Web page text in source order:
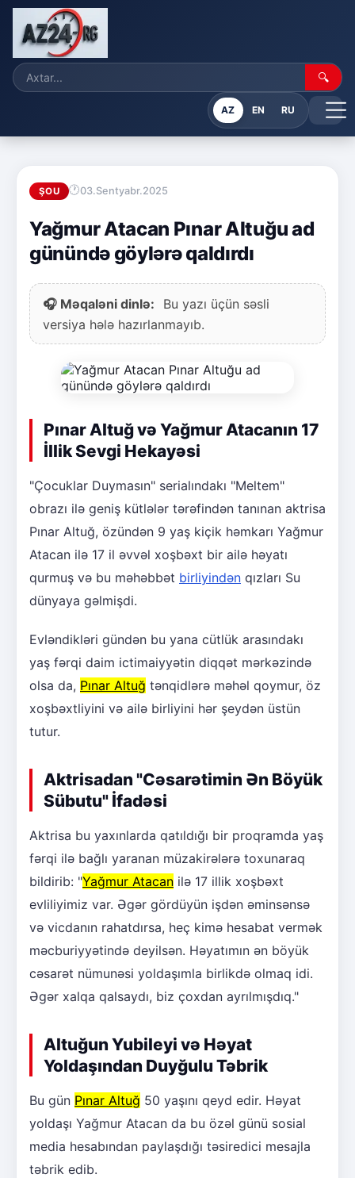
🔍
AZ EN RU
ŞOU 03.Sentyabr.2025
Yağmur Atacan Pınar Altuğu ad
günündə göylərə qaldırdı
🎧 Məqaləni dinlə:
Bu yazı üçün səsli
versiya hələ hazırlanmayıb.
Pınar Altuğ və Yağmur Atacanın 17
İllik Sevgi Hekayəsi
"Çocuklar Duymasın" serialındakı "Meltem"
obrazı ilə geniş kütlələr tərəfindən tanınan aktrisa
Pınar Altuğ, özündən 9 yaş kiçik həmkarı Yağmur
Atacan ilə 17 il əvvəl xoşbəxt bir ailə həyatı
qurmuş və bu məhəbbət birliyindən qızları Su
dünyaya gəlmişdi.
Evləndikləri gündən bu yana cütlük arasındakı
yaş fərqi daim ictimaiyyətin diqqət mərkəzində
olsa da, Pınar Altuğ tənqidlərə məhəl qoymur, öz
xoşbəxtliyini və ailə birliyini hər şeydən üstün
tutur.
Aktrisadan "Cəsarətimin Ən Böyük
Sübutu" İfadəsi
Aktrisa bu yaxınlarda qatıldığı bir proqramda yaş
fərqi ilə bağlı yaranan müzakirələrə toxunaraq
bildirib: "Yağmur Atacan ilə 17 illik xoşbəxt
evliliyimiz var. Əgər gördüyün işdən əminsənsə
və vicdanın rahatdırsa, heç kimə hesabat vermək
məcburiyyətində deyilsən. Həyatımın ən böyük
cəsarət nümunəsi yoldaşımla birlikdə olmaq idi.
Əgər xalqa qalsaydı, biz çoxdan ayrılmışdıq."
Altuğun Yubileyi və Həyat
Yoldaşından Duyğulu Təbrik
Bu gün Pınar Altuğ 50 yaşını qeyd edir. Həyat
yoldaşı Yağmur Atacan da bu özəl günü sosial
media hesabından paylaşdığı təsiredici mesajla
təbrik edib.